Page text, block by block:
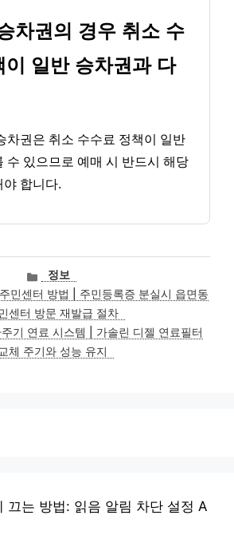
차권의 경우 취소 수
이 일반 승차권과 다
차권은 취소 수수료 정책이 일반
수 있으므로 예매 시 반드시 해당
야 합니다.
카
테
고
리
정보
민센터 방법 | 주민등록증 분실시 읍면동
센터 방문 재발급 절차
기 연료 시스템 | 가솔린 디젤 연료필터
교체 주기와 성능 유지
끄는 방법: 읽음 알림 차단 설정 A